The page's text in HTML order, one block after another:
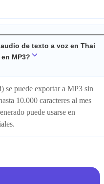
de texto a voz en Thai
MP3?
se puede exportar a MP3 sin
10.000 caracteres al mes
puede usarse en